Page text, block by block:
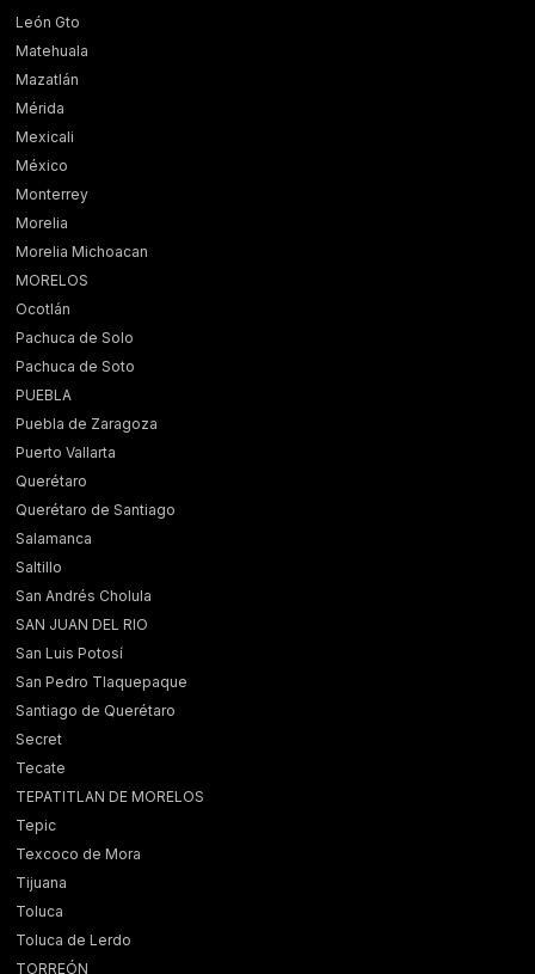
León Gto
Matehuala
Mazatlán
Mérida
Mexicali
México
Monterrey
Morelia
Morelia Michoacan
MORELOS
Ocotlán
Pachuca de Solo
Pachuca de Soto
PUEBLA
Puebla de Zaragoza
Puerto Vallarta
Querétaro
Querétaro de Santiago
Salamanca
Saltillo
San Andrés Cholula
SAN JUAN DEL RIO
San Luis Potosí
San Pedro Tlaquepaque
Santiago de Querétaro
Secret
Tecate
TEPATITLAN DE MORELOS
Tepic
Texcoco de Mora
Tijuana
Toluca
Toluca de Lerdo
TORREÓN